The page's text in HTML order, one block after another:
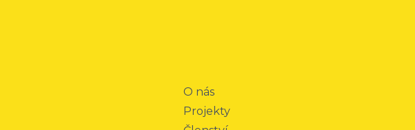
O nás
Projekty